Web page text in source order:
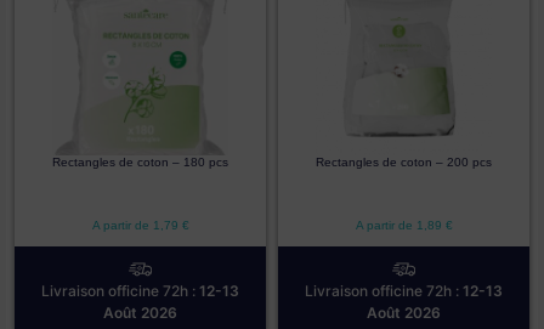
Rectangles de coton – 180 pcs
A partir de 1,79 €
Livraison officine 72h : 12-13
Août 2026
Rectangles de coton – 200 pcs
A partir de 1,89 €
Livraison officine 72h : 12-13
Août 2026